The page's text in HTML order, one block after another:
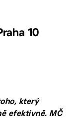
10
který
efektivně. MČ